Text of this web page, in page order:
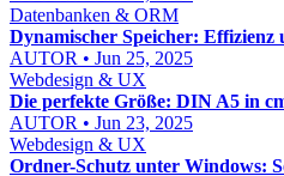
Datenbanken & ORM
Dynamischer Speicher:
AUTOR • Jun 25, 2025
Webdesign & UX
Die perfekte Größe: DIN A5 in
AUTOR • Jun 23, 2025
Webdesign & UX
Ordner-Schutz unter Windows: